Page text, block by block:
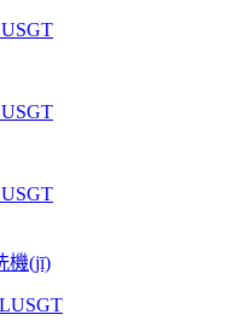
機(jī)